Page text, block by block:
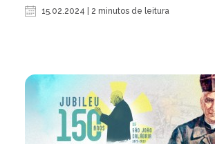
15.02.2024 | 2 minutos de leitura